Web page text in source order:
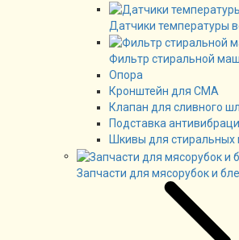
Датчики температуры
Фильтр стиральной
Опора
Кронштейн для СМА
Клапан для сливного
Подставка
Шкивы для
Запчасти для мясорубок и